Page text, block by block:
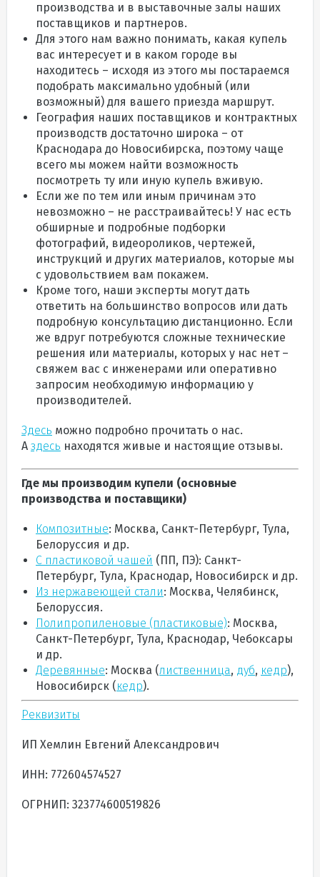
производства и в выставочные залы наших
поставщиков и партнеров.
Для этого нам важно понимать, какая купель
вас интересует и в каком городе вы
находитесь – исходя из этого мы постараемся
подобрать максимально удобный (или
возможный) для вашего приезда маршрут.
География наших поставщиков и контрактных
производств достаточно широка – от
Краснодара до Новосибирска, поэтому чаще
всего мы можем найти возможность
посмотреть ту или иную купель вживую.
Если же по тем или иным причинам это
невозможно – не расстраивайтесь! У нас есть
обширные и подробные подборки
фотографий, видеороликов, чертежей,
инструкций и других материалов, которые мы
с удовольствием вам покажем.
Кроме того, наши эксперты могут дать
ответить на большинство вопросов или дать
подробную консультацию дистанционно. Если
же вдруг потребуются сложные технические
решения или материалы, которых у нас нет –
свяжем вас с инженерами или оперативно
запросим необходимую информацию у
производителей.
Здесь можно подробно прочитать о нас.
А здесь находятся живые и настоящие отзывы.
Где мы производим купели (основные
производства и поставщики)
Композитные: Москва, Санкт-Петербург, Тула,
Белоруссия и др.
С пластиковой чашей (ПП, ПЭ): Санкт-
Петербург, Тула, Краснодар, Новосибирск и др.
Из нержавеющей стали: Москва, Челябинск,
Белоруссия.
Полипропиленовые (пластиковые): Москва,
Санкт-Петербург, Тула, Краснодар, Чебоксары
и др.
Деревянные: Москва (лиственница, дуб, кедр),
Новосибирск (кедр).
Реквизиты
ИП Хемлин Евгений Александрович
ИНН: 772604574527
ОГРНИП: 323774600519826